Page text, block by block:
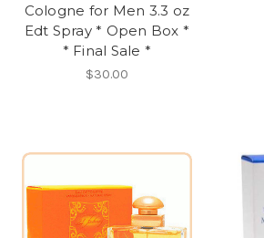
Cologne for Men 3.3 oz
Edt Spray * Open Box *
* Final Sale *
$30.00